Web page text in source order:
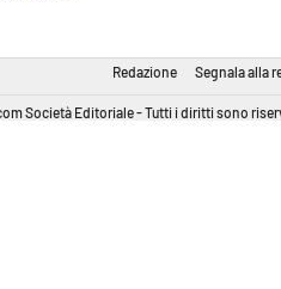
Redazione Segnala alla
Società Editoriale - Tutti i diritti sono